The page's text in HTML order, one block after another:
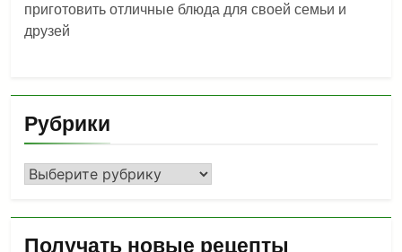
приготовить отличные блюда для своей семьи и
друзей
Рубрики
Рубрики
Получать новые рецепты